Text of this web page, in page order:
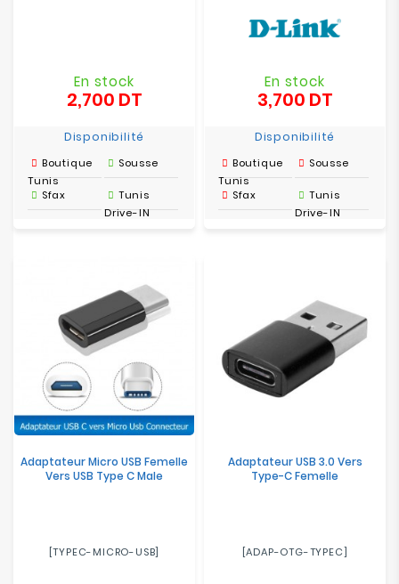
En stock
2,700 DTPrix
Disponibilité
Boutique
Tunis
Sousse
Sfax
Tunis
Drive-IN
En stock
3,700 DTPrix
Disponibilité
Boutique
Tunis
Sousse
Sfax
Tunis
Drive-IN
Adaptateur Micro USB Femelle
Vers USB Type C Male
[TYPEC-MICRO-USB]
Adaptateur USB 3.0 Vers
Type-C Femelle
[ADAP-OTG-TYPEC]